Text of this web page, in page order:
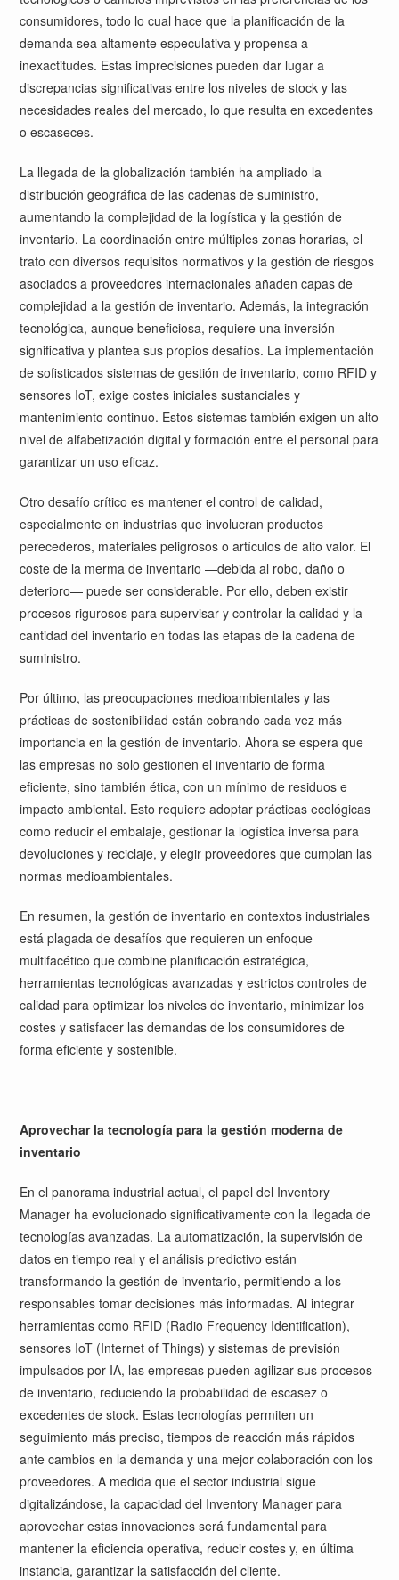
consumidores, todo lo cual hace que la planificación de la
demanda sea altamente especulativa y propensa a
inexactitudes. Estas imprecisiones pueden dar lugar a
discrepancias significativas entre los niveles de stock y las
necesidades reales del mercado, lo que resulta en excedentes
o escaseces.
La llegada de la globalización también ha ampliado la
distribución geográfica de las cadenas de suministro,
aumentando la complejidad de la logística y la gestión de
inventario. La coordinación entre múltiples zonas horarias, el
trato con diversos requisitos normativos y la gestión de riesgos
asociados a proveedores internacionales añaden capas de
complejidad a la gestión de inventario. Además, la integración
tecnológica, aunque beneficiosa, requiere una inversión
significativa y plantea sus propios desafíos. La implementación
de sofisticados sistemas de gestión de inventario, como RFID y
sensores IoT, exige costes iniciales sustanciales y
mantenimiento continuo. Estos sistemas también exigen un alto
nivel de alfabetización digital y formación entre el personal para
garantizar un uso eficaz.
Otro desafío crítico es mantener el control de calidad,
especialmente en industrias que involucran productos
perecederos, materiales peligrosos o artículos de alto valor. El
coste de la merma de inventario —debida al robo, daño o
deterioro— puede ser considerable. Por ello, deben existir
procesos rigurosos para supervisar y controlar la calidad y la
cantidad del inventario en todas las etapas de la cadena de
suministro.
Por último, las preocupaciones medioambientales y las
prácticas de sostenibilidad están cobrando cada vez más
importancia en la gestión de inventario. Ahora se espera que
las empresas no solo gestionen el inventario de forma
eficiente, sino también ética, con un mínimo de residuos e
impacto ambiental. Esto requiere adoptar prácticas ecológicas
como reducir el embalaje, gestionar la logística inversa para
devoluciones y reciclaje, y elegir proveedores que cumplan las
normas medioambientales.
En resumen, la gestión de inventario en contextos industriales
está plagada de desafíos que requieren un enfoque
multifacético que combine planificación estratégica,
herramientas tecnológicas avanzadas y estrictos controles de
calidad para optimizar los niveles de inventario, minimizar los
costes y satisfacer las demandas de los consumidores de
forma eficiente y sostenible.
Aprovechar la tecnología para la gestión moderna de
inventario
En el panorama industrial actual, el papel del Inventory
Manager ha evolucionado significativamente con la llegada de
tecnologías avanzadas. La automatización, la supervisión de
datos en tiempo real y el análisis predictivo están
transformando la gestión de inventario, permitiendo a los
responsables tomar decisiones más informadas. Al integrar
herramientas como RFID (Radio Frequency Identification),
sensores IoT (Internet of Things) y sistemas de previsión
impulsados por IA, las empresas pueden agilizar sus procesos
de inventario, reduciendo la probabilidad de escasez o
excedentes de stock. Estas tecnologías permiten un
seguimiento más preciso, tiempos de reacción más rápidos
ante cambios en la demanda y una mejor colaboración con los
proveedores. A medida que el sector industrial sigue
digitalizándose, la capacidad del Inventory Manager para
aprovechar estas innovaciones será fundamental para
mantener la eficiencia operativa, reducir costes y, en última
instancia, garantizar la satisfacción del cliente.